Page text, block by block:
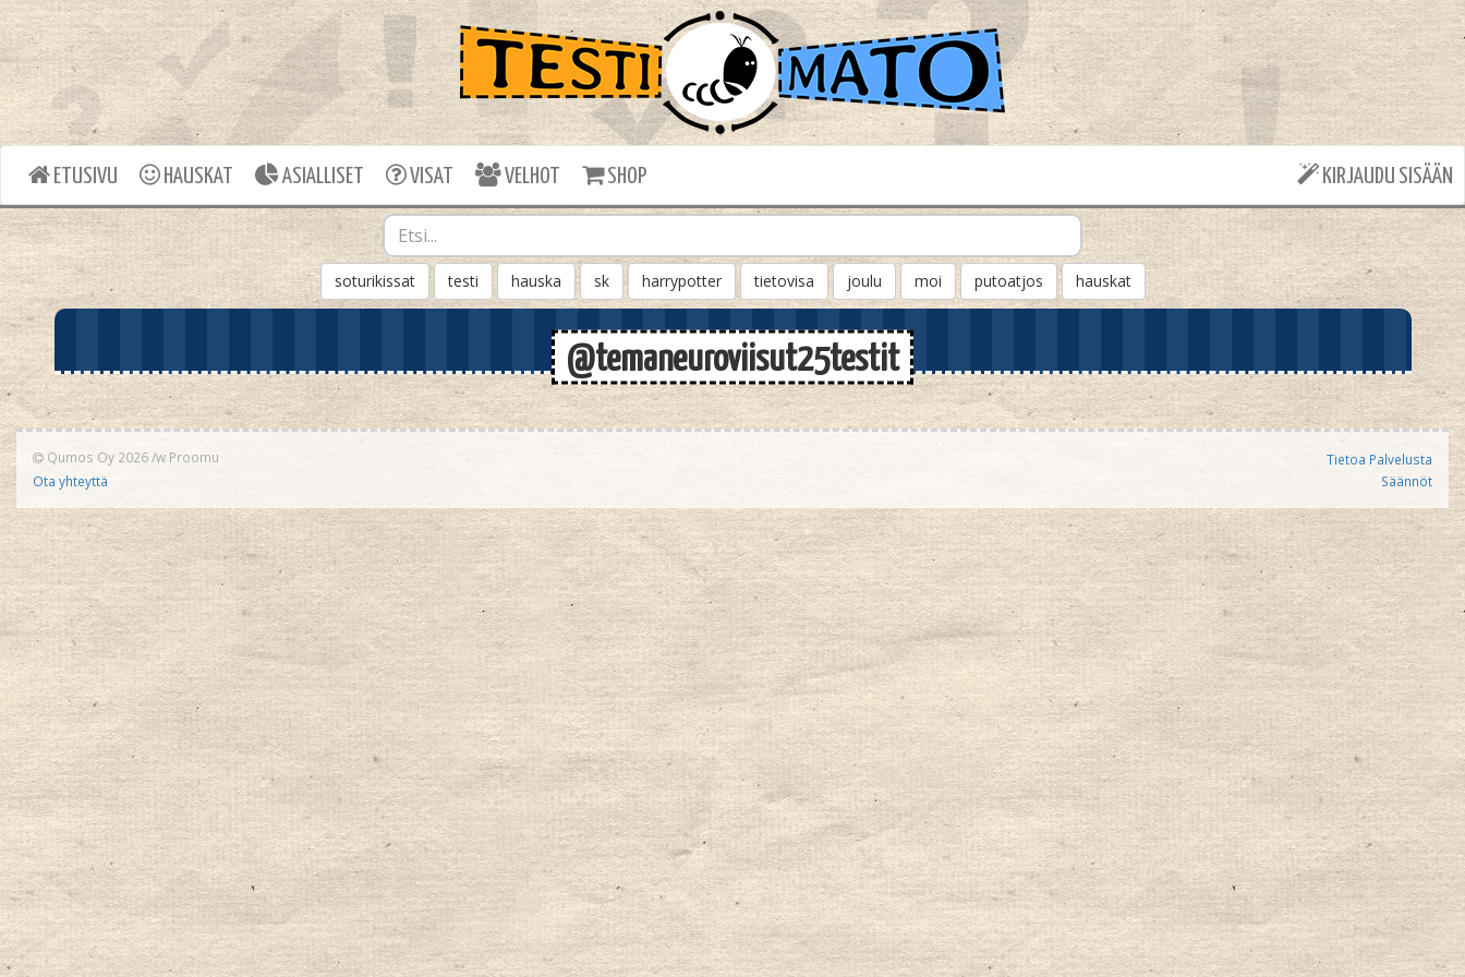
ETUSIVU HAUSKAT ASIALLISET VISAT VELHOT SHOP KIRJAUDU SISÄÄN
soturikissat testi hauska sk harrypotter tietovisa joulu moi putoatjos hauskat
@temaneuroviisut25testit
Qumos Oy 2026/w Proomu
Ota yhteyttä
Tietoa Palvelusta
Säännöt